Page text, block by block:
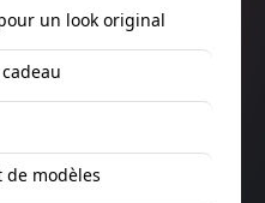
un look original
de modèles